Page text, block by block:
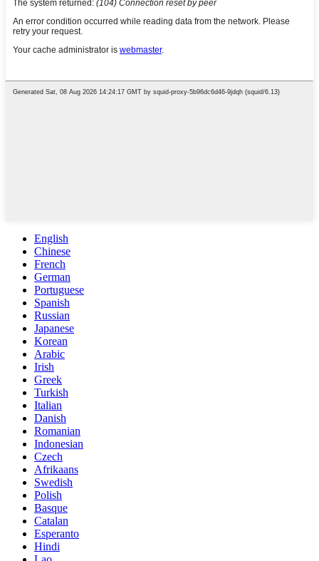
English
Chinese
French
German
Portuguese
Spanish
Russian
Japanese
Korean
Arabic
Irish
Greek
Turkish
Italian
Danish
Romanian
Indonesian
Czech
Afrikaans
Swedish
Polish
Basque
Catalan
Esperanto
Hindi